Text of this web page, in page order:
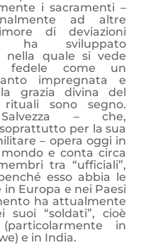
i sacramenti –
ad altre
di deviazioni
ha sviluppato
nella quale si vede
come un
impregnata e
grazia divina del
sono segno.
– che,
per la sua
– opera oggi in
e conta circa
tra “ufficiali”,
esso abbia le
Europa e nei Paesi
ha attualmente
“soldati”, cioè
in
e in India.